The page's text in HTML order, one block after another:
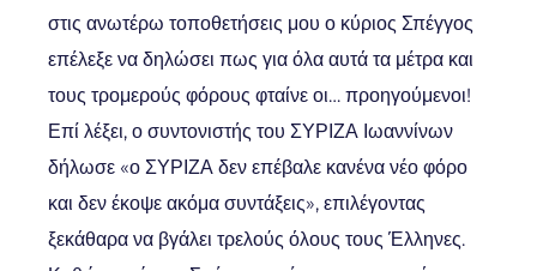
στις ανωτέρω τοποθετήσεις μου ο κύριος Σπέγγος
επέλεξε να δηλώσει πως για όλα αυτά τα μέτρα και
τους τρομερούς φόρους φταίνε οι… προηγούμενοι!
Επί λέξει, ο συντονιστής του ΣΥΡΙΖΑ Ιωαννίνων
δήλωσε «ο ΣΥΡΙΖΑ δεν επέβαλε κανένα νέο φόρο
και δεν έκοψε ακόμα συντάξεις», επιλέγοντας
ξεκάθαρα να βγάλει τρελούς όλους τους Έλληνες.